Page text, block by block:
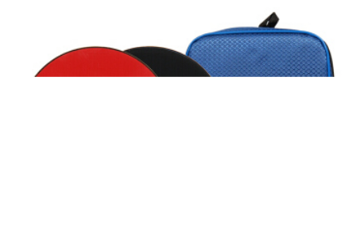
り4星卓球の横撮りは
T 2星ずと横です。